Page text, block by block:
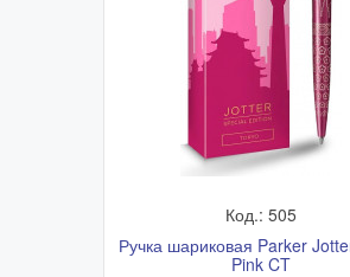
Код.: 505
Ручка шариковая Parker
Pink CT